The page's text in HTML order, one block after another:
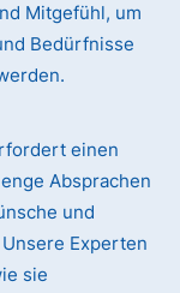
Mitgefühl, um
Bedürfnisse
einen
Absprachen
und
Experten
sie